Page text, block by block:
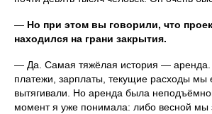
— Но при этом вы говорили, что
находился на грани закрытия.
— Да. Самая тяжёлая история —
платежи, зарплаты, текущие расходы мы
вытягивали. Но аренда была
момент я уже понимала: либо весной мы